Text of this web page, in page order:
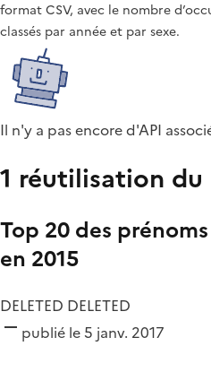
format CSV, avec le nombre
classés par année et par sexe.
Il n'y a pas encore d'API
1 réutilisation
Top 20 des
en 2015
DELETED DELETED
publié le 5 janv. 2017